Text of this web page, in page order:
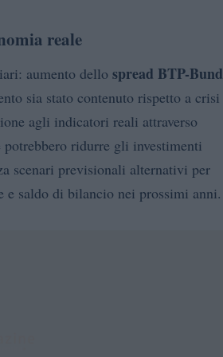
reale
aumento dello spread BTP-Bund
sia stato contenuto rispetto a crisi
agli indicatori reali attraverso
ridurre gli investimenti
scenari previsionali alternativi per
saldo di bilancio nei prossimi anni.